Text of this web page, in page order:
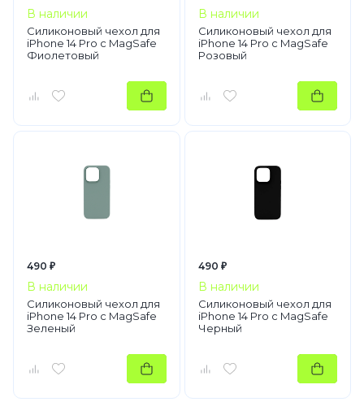
В наличии
Силиконовый чехол для
iPhone 14 Pro с MagSafe
Фиолетовый
В наличии
Силиконовый чехол для
iPhone 14 Pro с MagSafe
Розовый
490 ₽
В наличии
Силиконовый чехол для
iPhone 14 Pro с MagSafe
Зеленый
490 ₽
В наличии
Силиконовый чехол для
iPhone 14 Pro с MagSafe
Черный